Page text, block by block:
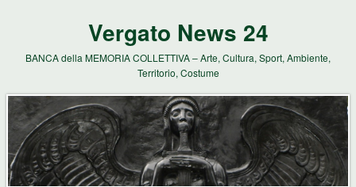
Vergato News 24
BANCA della MEMORIA COLLETTIVA – Arte, Cultura, Sport, Ambiente,
Territorio, Costume